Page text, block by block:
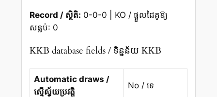
Record / ស្ថិតិ: 0-0-0 | KO / ផ្តួលដៃគូឱ្យ
សន្លប់: 0
KKB database fields / ទិន្នន័យ KKB
Automatic draws /
ស្មើស្វ័យប្រវត្តិ
No / ទេ